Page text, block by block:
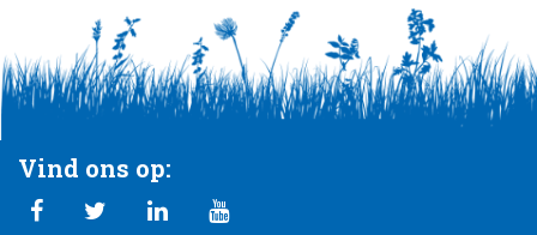
Vind ons op: